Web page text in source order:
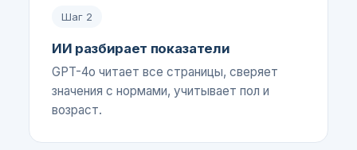
Шаг 2
ИИ разбирает показатели
GPT-4o читает все страницы, сверяет
значения с нормами, учитывает пол и
возраст.